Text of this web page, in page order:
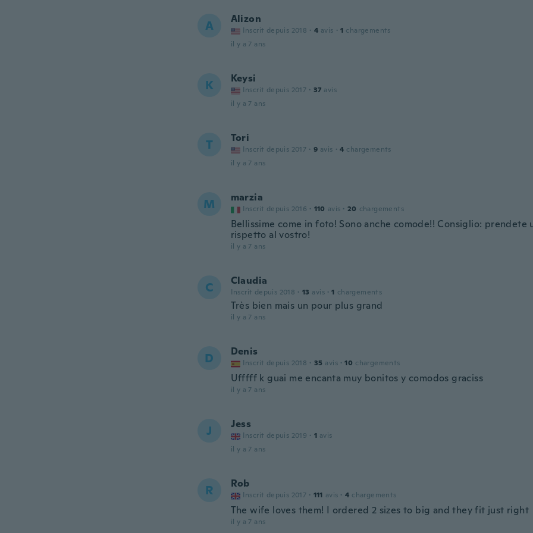
A Alizon
Inscrit depuis 2018 · 4 avis · 1 chargements
il y a 7 ans
K Keysi
Inscrit depuis 2017 · 37 avis
il y a 7 ans
T Tori
Inscrit depuis 2017 · 9 avis · 4 chargements
il y a 7 ans
M marzia
Inscrit depuis 2016 · 110 avis · 20 chargements
Bellissime come in foto! Sono anche comode!! Consiglio: prendete
rispetto al vostro!
il y a 7 ans
C Claudia
Inscrit depuis 2018 · 13 avis · 1 chargements
Très bien mais un pour plus grand
il y a 7 ans
D Denis
Inscrit depuis 2018 · 35 avis · 10 chargements
Ufffff k guai me encanta muy bonitos y comodos graciss
il y a 7 ans
J Jess
Inscrit depuis 2019 · 1 avis
il y a 7 ans
R Rob
Inscrit depuis 2017 · 111 avis · 4 chargements
The wife loves them! I ordered 2 sizes to big and they fit just right
il y a 7 ans